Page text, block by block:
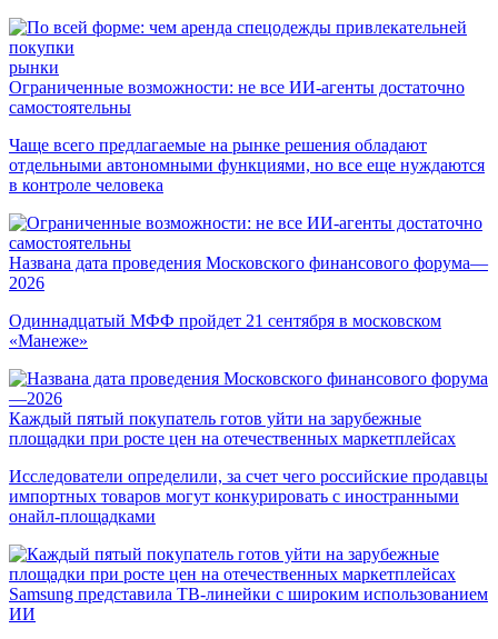
рынки
Ограниченные возможности: не все ИИ-агенты достаточно
самостоятельны
Чаще всего предлагаемые на рынке решения обладают
отдельными автономными функциями, но все еще нуждаются
в контроле человека
Названа дата проведения Московского финансового форума—
2026
Одиннадцатый МФФ пройдет 21 сентября в московском
«Манеже»
Каждый пятый покупатель готов уйти на зарубежные
площадки при росте цен на отечественных маркетплейсах
Исследователи определили, за счет чего российские продавцы
импортных товаров могут конкурировать с иностранными
онайл-площадками
Samsung представила ТВ-линейки с широким использованием
ИИ